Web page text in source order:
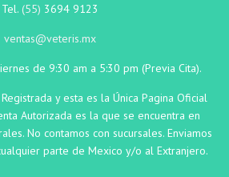
Tel. (55) 3694 9123
ventas@veteris.mx
de 9:30 am a 5:30 pm (Previa Cita).
Registrada y esta es la Única Pagina Oficial
Autorizada es la que se encuentra en
No contamos con sucursales. Enviamos
parte de Mexico y/o al Extranjero.